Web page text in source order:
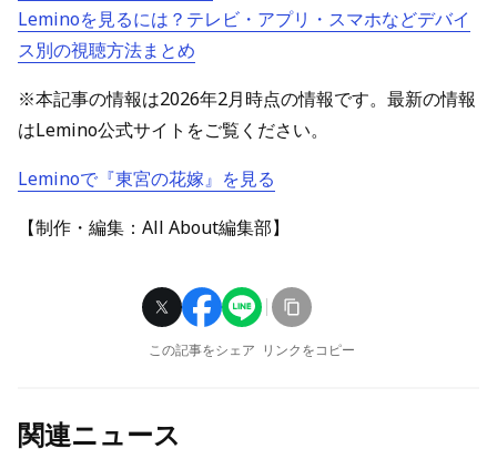
Leminoを見るには？テレビ・アプリ・スマホなどデバイ
ス別の視聴方法まとめ
※本記事の情報は2026年2月時点の情報です。最新の情報
はLemino公式サイトをご覧ください。
Leminoで『東宮の花嫁』を見る
【制作・編集：All About編集部】
この記事をシェア リンクをコピー
関連ニュース